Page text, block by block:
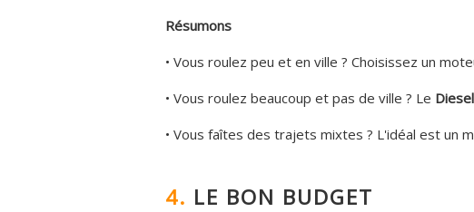
Résumons
• Vous roulez peu et en ville ? Choisissez un
• Vous roulez beaucoup et pas de ville ? Le Diesel
• Vous faîtes des trajets mixtes ? L'idéal est un
4. LE BON BUDGET